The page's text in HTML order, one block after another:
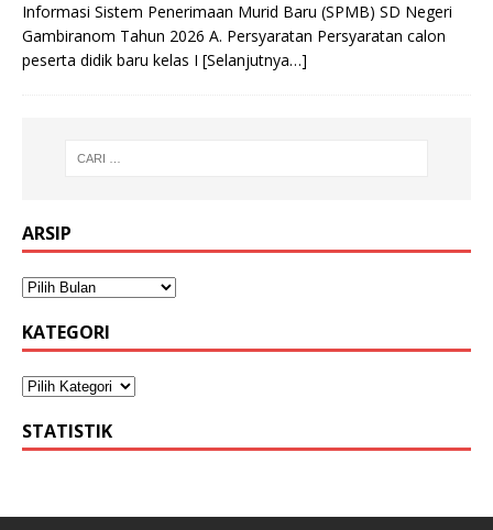
Informasi Sistem Penerimaan Murid Baru (SPMB) SD Negeri
Gambiranom Tahun 2026 A. Persyaratan Persyaratan calon
peserta didik baru kelas I [Selanjutnya…]
ARSIP
KATEGORI
STATISTIK